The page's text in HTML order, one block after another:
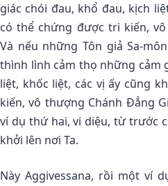
giác chói đau, khổ đau, kịch
có thể chứng được tri kiến,
Và nếu những Tôn giả Sa-
thình lình cảm thọ những cảm
liệt, khốc liệt, các vị ấy cũng
kiến, vô thượng Chánh Ðẳng
ví dụ thứ hai, vi diệu, từ trước
khởi lên nơi Ta.
Này Aggivessana, rồi một ví